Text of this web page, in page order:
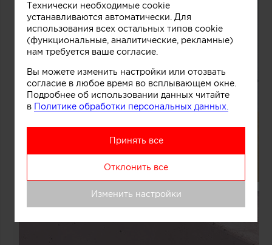
Технически необходимые cookie
устанавливаются автоматически. Для
использования всех остальных типов cookie
(функциональные, аналитические, рекламные)
нам требуется ваше согласие.
Вы можете изменить настройки или отозвать
согласие в любое время во всплывающем окне.
Подробнее об использовании данных читайте
в Политике обработки персональных данных.
Принять все
Отклонить все
Изменить настройки